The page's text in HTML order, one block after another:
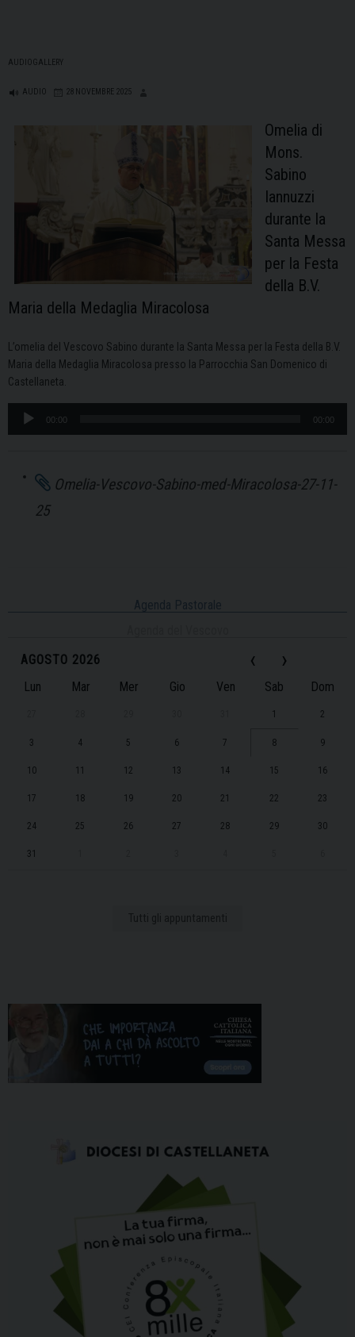
AUDIOGALLERY
AUDIO 28 NOVEMBRE 2025
Omelia di
Mons.
Sabino
Iannuzzi
durante la
Santa Messa
per la Festa
della B.V.
Maria della Medaglia Miracolosa
L’omelia del Vescovo Sabino durante la Santa Messa per la Festa della B.V.
Maria della Medaglia Miracolosa presso la Parrocchia San Domenico di
Castellaneta.
Audio
00:00 00:00
Omelia-Vescovo-Sabino-med-Miracolosa-27-11-
25
Agenda Pastorale
‹
AGOSTO 2026 ›
Lun Mar Mer Gio Ven Sab Dom
1 2
3 4 5 6 7 8 9
10 11 12 13 14 15 16
17 18 19 20 21 22 23
24 25 26 27 28 29 30
31
Tutti gli appuntamenti